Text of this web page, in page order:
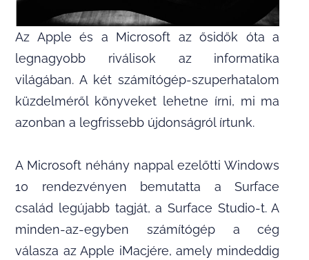
Az Apple és a Microsoft az ősidők óta a
legnagyobb riválisok az informatika
világában. A két számítógép-szuperhatalom
küzdelméről könyveket lehetne írni, mi ma
azonban a legfrissebb újdonságról írtunk.
A Microsoft néhány nappal ezelőtti Windows
10 rendezvényen bemutatta a Surface
család legújabb tagját, a Surface Studio-t. A
minden-az-egyben számítógép a cég
válasza az Apple iMacjére, amely mindeddig